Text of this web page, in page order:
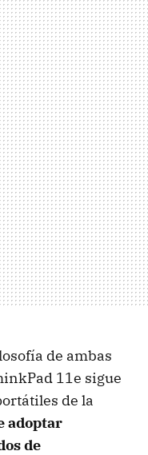
de ambas
11e sigue
de la
adoptar
de